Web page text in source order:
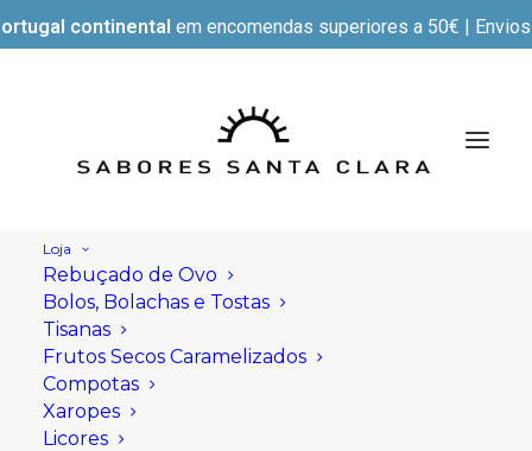
continental em encomendas superiores a 50€ |
Loja
Rebuçado de Ovo
Bolos, Bolachas e Tostas
Tisanas
Frutos Secos Caramelizados
Compotas
Xaropes
Licores